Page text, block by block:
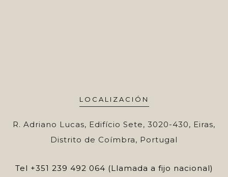
LOCALIZACIÓN
R. Adriano Lucas, Edifício Sete, 3020-430, Eiras,
Distrito de Coímbra, Portugal
Tel +351 239 492 064 (Llamada a fijo nacional)